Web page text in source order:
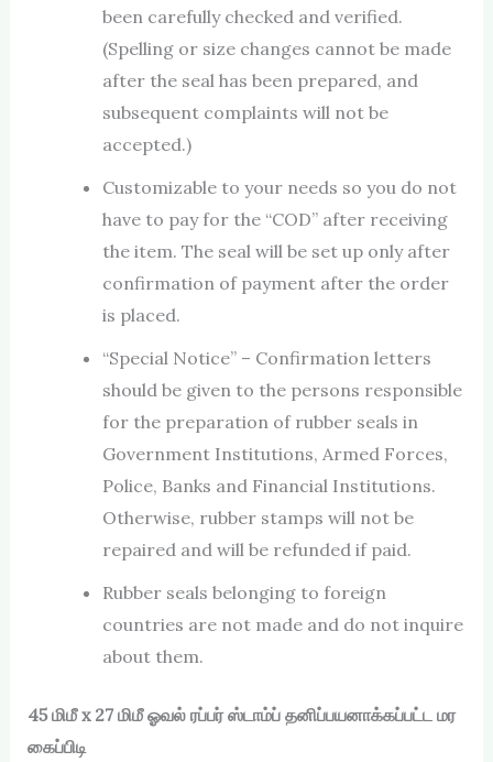
been carefully checked and verified.
(Spelling or size changes cannot be made
after the seal has been prepared, and
subsequent complaints will not be
accepted.)
Customizable to your needs so you do not
have to pay for the “COD” after receiving
the item. The seal will be set up only after
confirmation of payment after the order
is placed.
“Special Notice” – Confirmation letters
should be given to the persons responsible
for the preparation of rubber seals in
Government Institutions, Armed Forces,
Police, Banks and Financial Institutions.
Otherwise, rubber stamps will not be
repaired and will be refunded if paid.
Rubber seals belonging to foreign
countries are not made and do not inquire
about them.
45 மிமீ x 27 மிமீ ஓவல் ரப்பர் ஸ்டாம்ப் தனிப்பயனாக்கப்பட்ட மர
கைப்பிடி